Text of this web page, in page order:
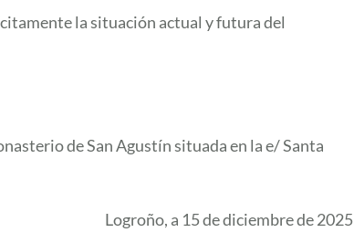
la situación actual y futura del
de San Agustín situada en la e/ Santa
Logroño, a 15 de diciembre de 2025